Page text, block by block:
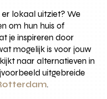
lokaal uitziet? We
om hun huis of
je inspireren door
mogelijk is voor jouw
naar alternatieven in
uitgebreide
.